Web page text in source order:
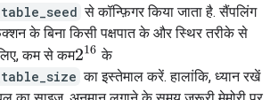
से कॉन्फ़िगर किया जाता है. सैंपलिंग
के बिना किसी पक्षपात के और स्थिर तरीके से
कम से कम216 के
का इस्तेमाल करें. हालांकि, ध्यान रखें